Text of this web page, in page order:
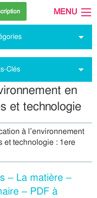
MENU
Clés
en
et technologie
à l’environnement
et technologie : 1ere
– La matière –
– PDF à